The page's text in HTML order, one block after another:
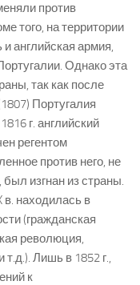
против
того, на территории
английская армия,
Однако эта
так как после
Португалия
г. английский
регентом
против него, не
был изгнан из страны.
в. находилась в
(гражданская
революция,
Лишь в 1852 г.,
к